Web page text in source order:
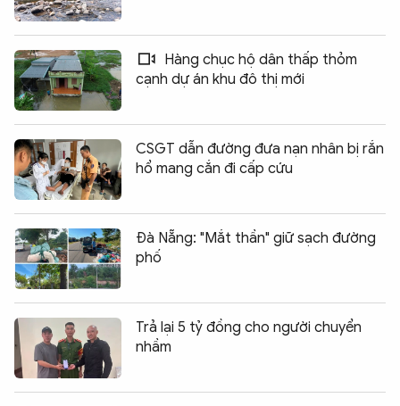
Hàng chục hộ dân thấp thỏm
cạnh dự án khu đô thị mới
CSGT dẫn đường đưa nạn nhân bị rắn
hổ mang cắn đi cấp cứu
Đà Nẵng: "Mắt thần" giữ sạch đường
phố
Trả lại 5 tỷ đồng cho người chuyển
nhầm